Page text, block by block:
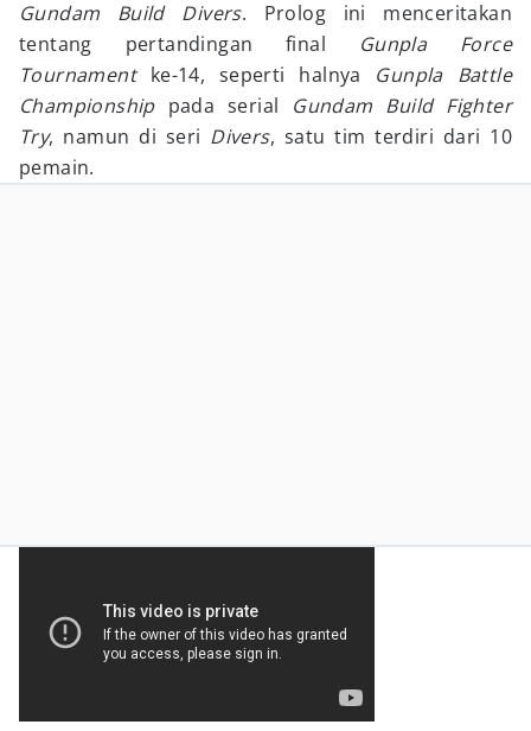
Gundam Build Divers. Prolog ini menceritakan
tentang pertandingan final Gunpla Force
Tournament ke-14, seperti halnya Gunpla Battle
Championship pada serial Gundam Build Fighter
Try, namun di seri Divers, satu tim terdiri dari 10
pemain.